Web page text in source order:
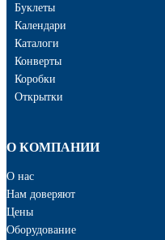
Буклеты
Календари
Каталоги
Конверты
Коробки
Открытки
О КОМПАНИИ
О нас
Нам доверяют
Цены
Оборудование